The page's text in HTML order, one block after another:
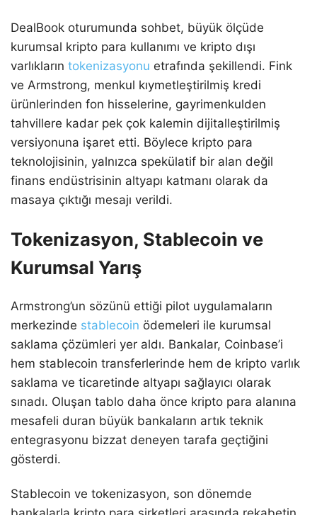
DealBook oturumunda sohbet, büyük ölçüde
kurumsal kripto para kullanımı ve kripto dışı
varlıkların tokenizasyonu etrafında şekillendi. Fink
ve Armstrong, menkul kıymetleştirilmiş kredi
ürünlerinden fon hisselerine, gayrimenkulden
tahvillere kadar pek çok kalemin dijitalleştirilmiş
versiyonuna işaret etti. Böylece kripto para
teknolojisinin, yalnızca spekülatif bir alan değil
finans endüstrisinin altyapı katmanı olarak da
masaya çıktığı mesajı verildi.
Tokenizasyon, Stablecoin ve
Kurumsal Yarış
Armstrong’un sözünü ettiği pilot uygulamaların
merkezinde stablecoin ödemeleri ile kurumsal
saklama çözümleri yer aldı. Bankalar, Coinbase’i
hem stablecoin transferlerinde hem de kripto varlık
saklama ve ticaretinde altyapı sağlayıcı olarak
sınadı. Oluşan tablo daha önce kripto para alanına
mesafeli duran büyük bankaların artık teknik
entegrasyonu bizzat deneyen tarafa geçtiğini
gösterdi.
Stablecoin ve tokenizasyon, son dönemde